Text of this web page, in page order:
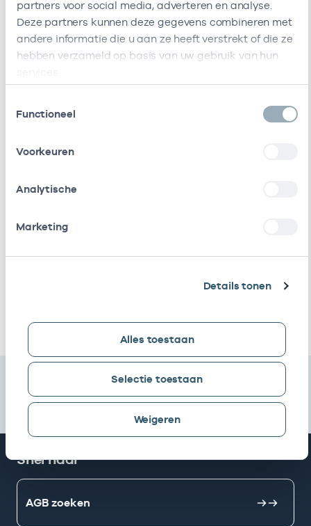
partners voor social media, adverteren en analyse.
Deze partners kunnen deze gegevens combineren met
andere informatie die u aan ze heeft verstrekt of die ze
hebben verzameld op basis van uw gebruik van hun
Functioneel
Voorkeuren
Analytische
Marketing
Details tonen
Alles toestaan
Selectie toestaan
Weigeren
Amsterdam
Stichting
Amsterdamse
Basisarts -
Geneeskundige En
Amsterdam
Stichting
In
53530042 01-
Snel naar
AGB zoeken